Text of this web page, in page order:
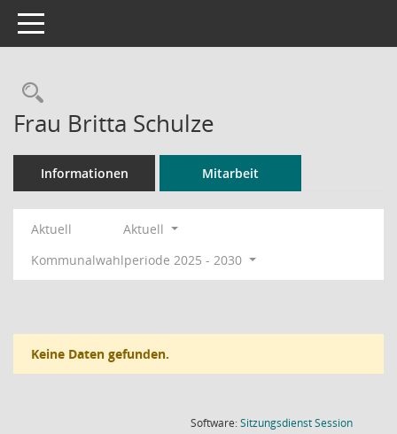
Toggle navigation
Rechercheauswahl
Frau Britta Schulze
Informationen Mitarbeit
Aktuell
Aktuell
Kommunalwahlperiode 2025 - 2030
Keine Daten gefunden.
Software:SitzungsdienstSession(Wird in